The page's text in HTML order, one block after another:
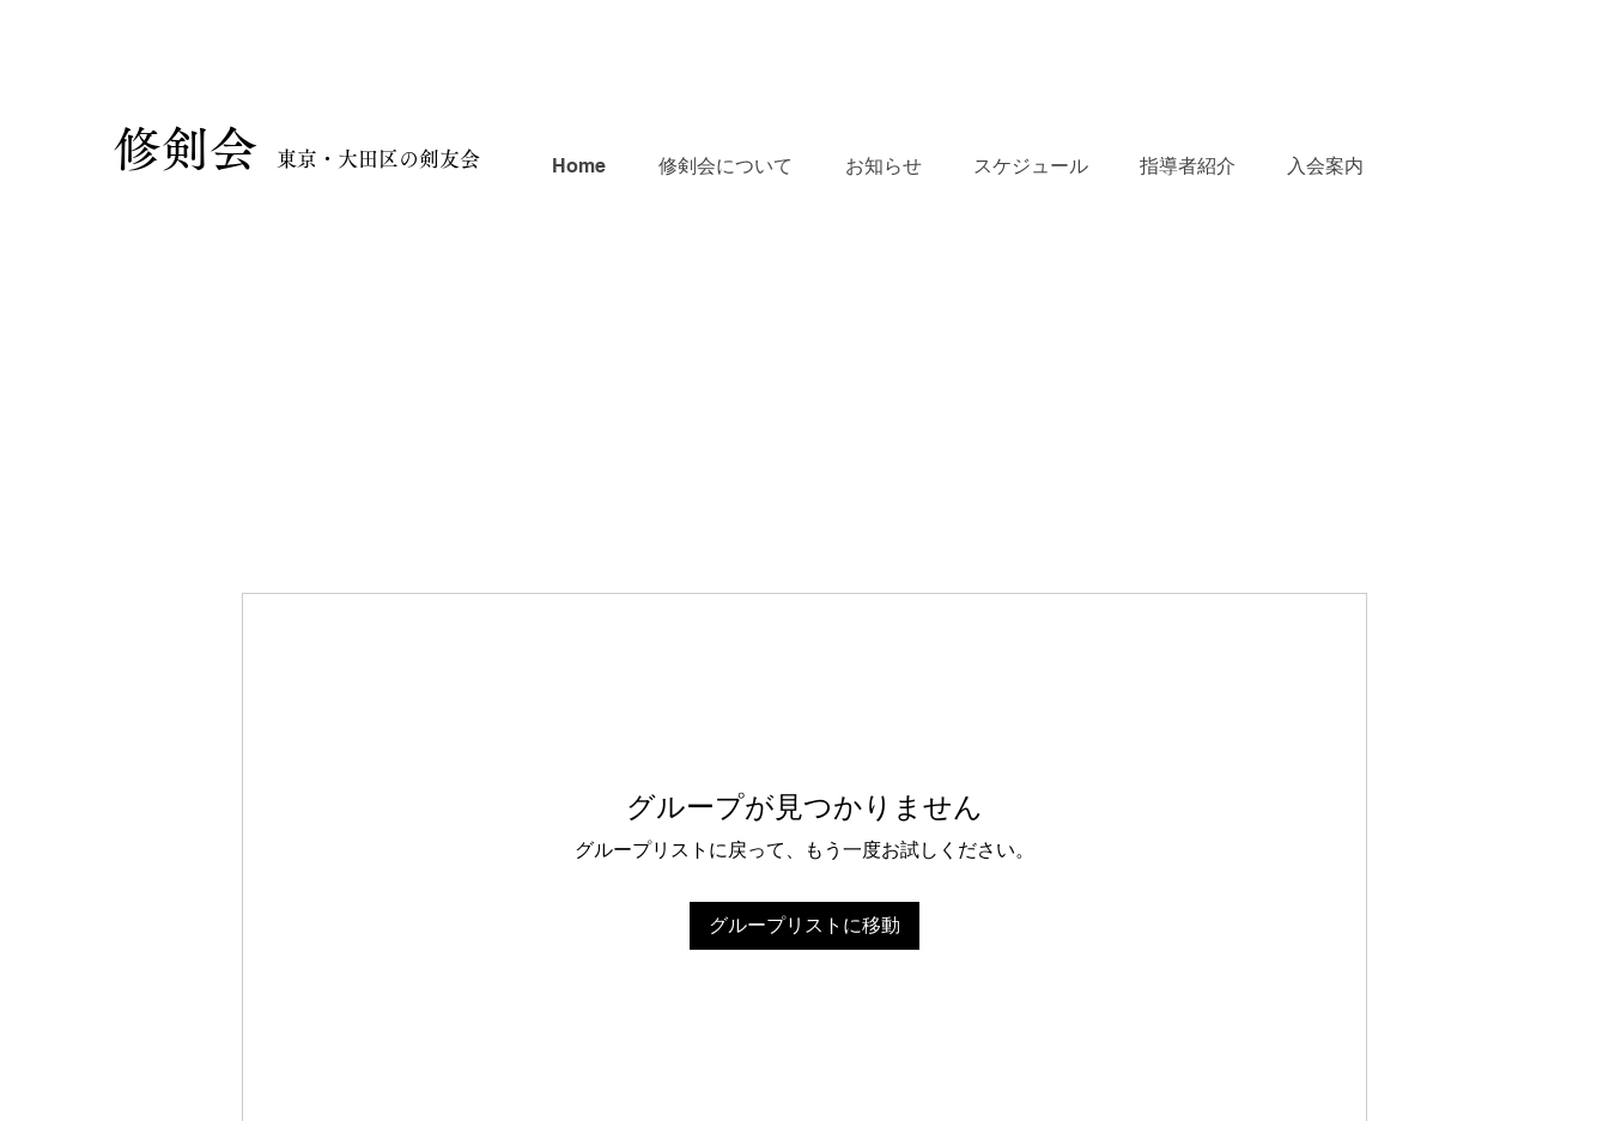
​修剣会 東京・大田区の剣友会 Home 修剣会について お知らせ スケジュール 指導者紹介 入会案内
グループが見つかりません
グループリストに戻って、もう一度お試しください。
グループリストに移動